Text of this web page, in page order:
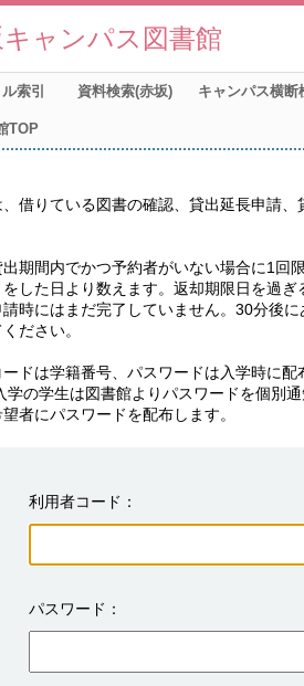
ャンパス図書館
索引 資料検索(赤坂) キャンパス横断
TOP
借りている図書の確認、貸出延長申請、
出期間内でかつ予約者がいない場合に1回
した日より数えます。返却期限日を過ぎ
請時にはまだ完了していません。30分後
ださい。
ードは学籍番号、パスワードは入学時に配
学の学生は図書館よりパスワードを個別通
者にパスワードを配布します。
利用者コード
パスワード